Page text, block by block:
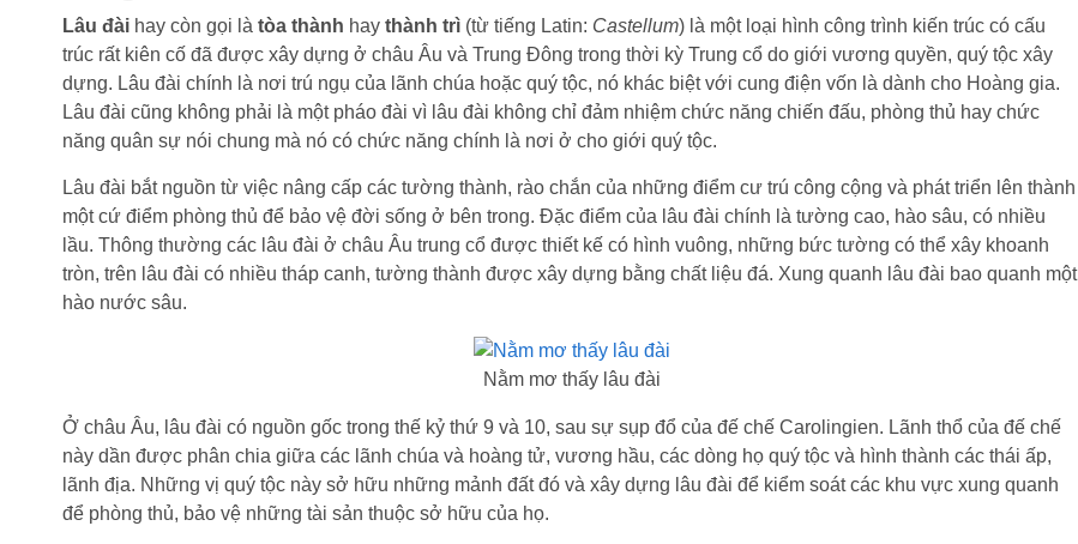
Lâu đài hay còn gọi là tòa thành hay thành trì (từ tiếng Latin: Castellum) là một loại hình công trình kiến trúc có cấu
trúc rất kiên cố đã được xây dựng ở châu Âu và Trung Đông trong thời kỳ Trung cổ do giới vương quyền, quý tộc xây
dựng. Lâu đài chính là nơi trú ngụ của lãnh chúa hoặc quý tộc, nó khác biệt với cung điện vốn là dành cho Hoàng gia.
Lâu đài cũng không phải là một pháo đài vì lâu đài không chỉ đảm nhiệm chức năng chiến đấu, phòng thủ hay chức
năng quân sự nói chung mà nó có chức năng chính là nơi ở cho giới quý tộc.
Lâu đài bắt nguồn từ việc nâng cấp các tường thành, rào chắn của những điểm cư trú công cộng và phát triển lên thành
một cứ điểm phòng thủ để bảo vệ đời sống ở bên trong. Đặc điểm của lâu đài chính là tường cao, hào sâu, có nhiều
lầu. Thông thường các lâu đài ở châu Âu trung cổ được thiết kế có hình vuông, những bức tường có thể xây khoanh
tròn, trên lâu đài có nhiều tháp canh, tường thành được xây dựng bằng chất liệu đá. Xung quanh lâu đài bao quanh một
hào nước sâu.
Nằm mơ thấy lâu đài
Ở châu Âu, lâu đài có nguồn gốc trong thế kỷ thứ 9 và 10, sau sự sụp đổ của đế chế Carolingien. Lãnh thổ của đế chế
này dần được phân chia giữa các lãnh chúa và hoàng tử, vương hầu, các dòng họ quý tộc và hình thành các thái ấp,
lãnh địa. Những vị quý tộc này sở hữu những mảnh đất đó và xây dựng lâu đài để kiểm soát các khu vực xung quanh
để phòng thủ, bảo vệ những tài sản thuộc sở hữu của họ.